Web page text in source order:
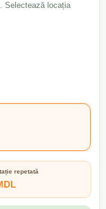
Selectează locația
repetată